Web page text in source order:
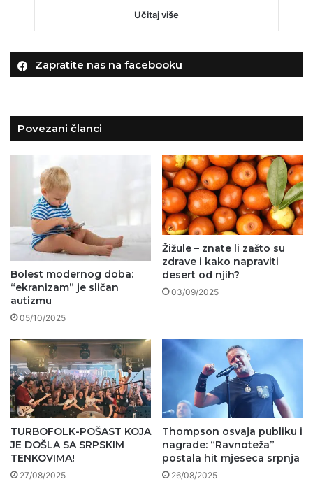
Učitaj više
Zapratite nas na facebooku
Povezani članci
Bolest modernog doba:
“ekranizam” je sličan
autizmu
05/10/2025
Žižule – znate li zašto su
zdrave i kako napraviti
desert od njih?
03/09/2025
TURBOFOLK-POŠAST KOJA
JE DOŠLA SA SRPSKIM
TENKOVIMA!
27/08/2025
Thompson osvaja publiku i
nagrade: “Ravnoteža”
postala hit mjeseca srpnja
26/08/2025